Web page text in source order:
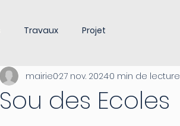
Travaux Projet
Sou des Ecoles
mairie027 nov. 20240 min de lecture